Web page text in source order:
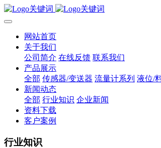
网站首页
关于我们
公司简介 在线反馈 联系我们
产品展示
全部 传感器/变送器 流量计系列 液位/
新闻动态
全部 行业知识 企业新闻
资料下载
客户案例
行业知识